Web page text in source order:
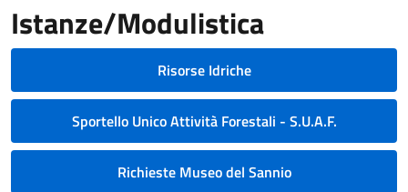
Istanze/Modulistica
Risorse Idriche
Sportello Unico Attività Forestali - S.U.A.F.
Richieste Museo del Sannio